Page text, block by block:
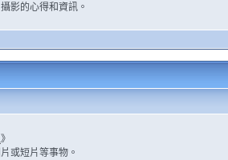
影的心得和資訊。
》
或短片等事物。